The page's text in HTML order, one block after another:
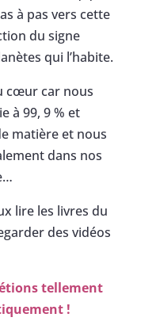
à pas vers cette
du signe
qui l’habite.
cœur car nous
à 99, 9 % et
matière et nous
dans nos
lire les livres du
des vidéos
étions tellement
!